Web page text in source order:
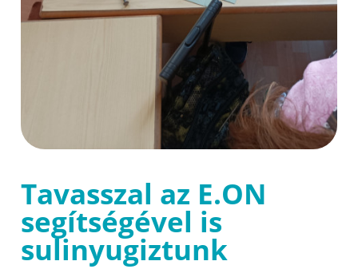
Tavasszal az E.ON
segítségével is
sulinyugiztunk